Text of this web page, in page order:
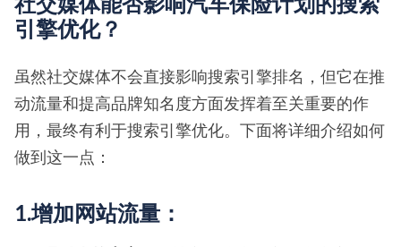
引擎优化？
虽然社交媒体不会直接影响搜索引擎排名，但它在推
动流量和提高品牌知名度方面发挥着至关重要的作
用，最终有利于搜索引擎优化。下面将详细介绍如何
做到这一点：
1.增加网站流量：